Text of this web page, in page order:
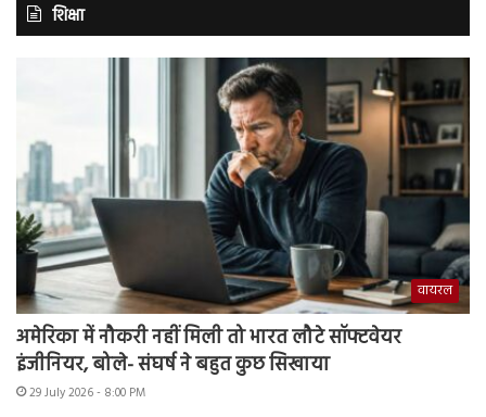
शिक्षा
वायरल
अमेरिका में नौकरी नहीं मिली तो भारत लौटे सॉफ्टवेयर
इंजीनियर, बोले- संघर्ष ने बहुत कुछ सिखाया
29 July 2026 - 8:00 PM